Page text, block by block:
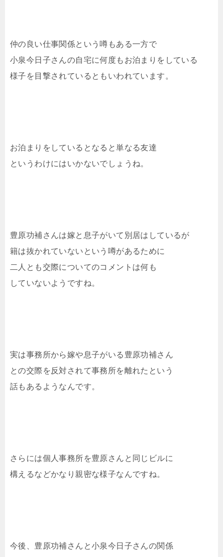
仲の良い仕事関係という噂もある一方で
小泉今日子さんの自宅に何度もお泊まりをしている
様子を目撃されているともいわれています。
お泊まりをしているとなると単なる友達
というわけにはいかないでしょうね。
豊原功補さんは嫁と息子がいて別居はしているが
籍は抜かれていないという噂があるために
二人とも交際についてのコメントは何も
していないようですね。
実は事務所から嫁や息子がいる豊原功補さん
との交際を反対されて事務所を離れたという
話もあるようなんです。
さらには個人事務所を豊原さんと同じビルに
構えるなどかなり親密な様子なんですね。
今後、豊原功補さんと小泉今日子さんの関係